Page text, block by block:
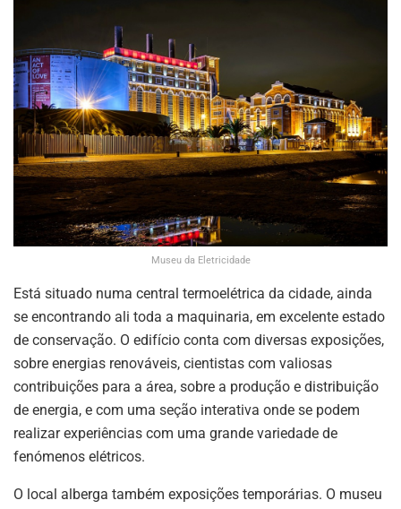
Museu da Eletricidade
Está situado numa central termoelétrica da cidade, ainda
se encontrando ali toda a maquinaria, em excelente estado
de conservação. O edifício conta com diversas exposições,
sobre energias renováveis, cientistas com valiosas
contribuições para a área, sobre a produção e distribuição
de energia, e com uma seção interativa onde se podem
realizar experiências com uma grande variedade de
fenómenos elétricos.
O local alberga também exposições temporárias. O museu